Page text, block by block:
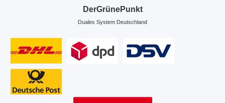
DerGrünePunkt
Duales System Deutschland